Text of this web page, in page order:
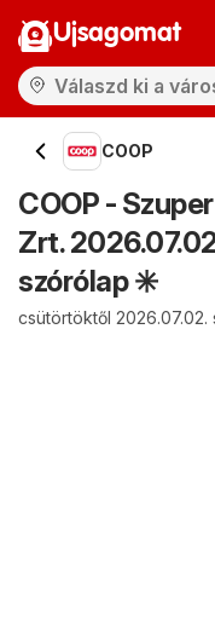
Ujsagomat
COOP
COOP -
Zrt.
szórólap ✳️
csütörtöktől